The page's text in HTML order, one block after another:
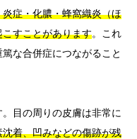
症・化膿・蜂窩織炎（ほ
すことがあります。これ
な合併症につながること
目の周りの皮膚は非常に
沈着、凹みなどの傷跡が残